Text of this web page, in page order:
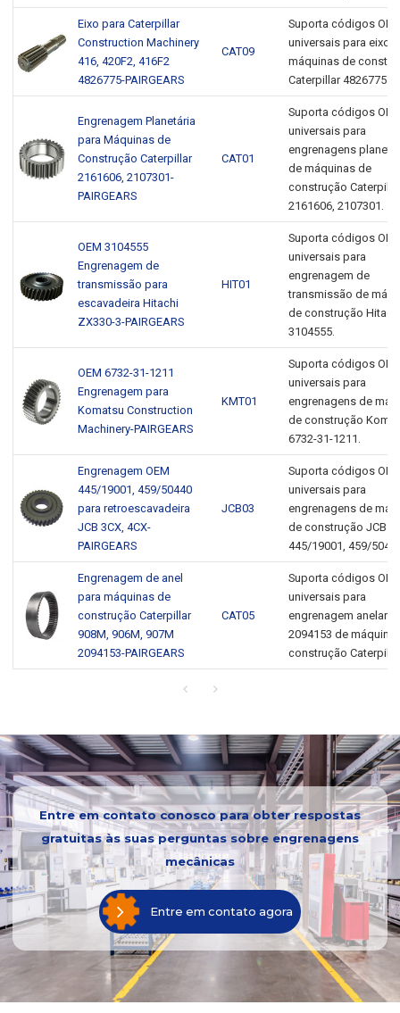
Eixo para Caterpillar
Construction Machinery
416, 420F2, 416F2
4826775-PAIRGEARS
CAT09
Suporta códigos
universais para eixo
máquinas de
Caterpillar 4826775.
Engrenagem Planetária
para Máquinas de
Construção Caterpillar
2161606, 2107301-
PAIRGEARS
CAT01
Suporta códigos
universais para
engrenagens
de máquinas de
construção
2161606, 2107301.
OEM 3104555
Engrenagem de
transmissão para
escavadeira Hitachi
ZX330-3-PAIRGEARS
HIT01
Suporta códigos
universais para
engrenagem de
transmissão de
de construção
3104555.
OEM 6732-31-1211
Engrenagem para
Komatsu Construction
Machinery-PAIRGEARS
KMT01
Suporta códigos
universais para
engrenagens de
de construção
6732-31-1211.
Engrenagem OEM
445/19001, 459/50440
para retroescavadeira
JCB 3CX, 4CX-
PAIRGEARS
JCB03
Suporta códigos
universais para
engrenagens de
de construção JCB
445/19001, 459/
Engrenagem de anel
para máquinas de
construção Caterpillar
908M, 906M, 907M
2094153-PAIRGEARS
CAT05
Suporta códigos
universais para
engrenagem anelar
2094153 de
construção
Entre em contato conosco para obter respostas
gratuitas às suas perguntas sobre engrenagens
mecânicas
Entre em contato agora